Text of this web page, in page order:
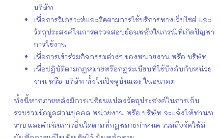
บริษัท
เพื่อการวิเคราะห์และติดตามการใช้บริการทางเว็บไซต์ และ
วัตถุประสงค์ในการตรวจสอบย้อนหลังในกรณีที่เกิดปัญหา
การใช้งาน
เพื่อการเข้าร่วมกิจกรรมต่างๆ ของหน่วยงาน หรือ บริษัท
เพื่อปฏิบัติตามกฎหมายหรือกฎระเบียบที่ใช้บังคับกับหน่วย
งาน หรือ บริษัท ทั้งในปัจจุบันและ ในอนาคต
ทั้งนี้หากภายหลังมีการเปลี่ยนแปลงวัตถุประสงค์ในการเก็บ
รวบรวมข้อมูลส่วนบุคคล หน่วยงาน หรือ บริษัท จะแจ้งให้ท่านท
ราบ และดำเนินการอื่นใดตามที่กฎหมายกำหนด รวมถึงจัดให้มี